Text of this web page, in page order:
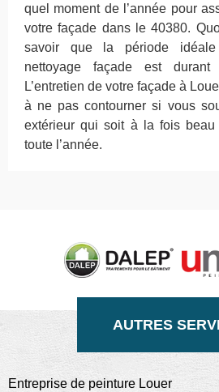
quel moment de l’année pour
votre façade dans le 40380.
savoir que la période
nettoyage façade est
L’entretien de votre façade à
à ne pas contourner si vous
extérieur qui soit à la fois beau
toute l’année.
AUTRES
Entreprise de peinture Louer